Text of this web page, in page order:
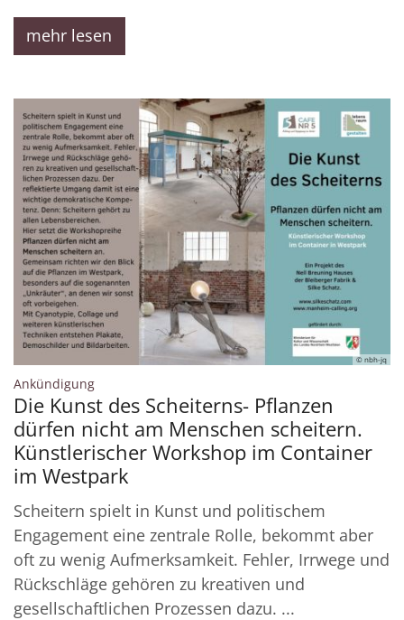
mehr lesen
© nbh-jq
Ankündigung:
Die Kunst des Scheiterns- Pflanzen
dürfen nicht am Menschen scheitern.
Künstlerischer Workshop im Container
im Westpark
Scheitern spielt in Kunst und politischem
Engagement eine zentrale Rolle, bekommt aber
oft zu wenig Aufmerksamkeit. Fehler, Irrwege und
Rückschläge gehören zu kreativen und
gesellschaftlichen Prozessen dazu. ...